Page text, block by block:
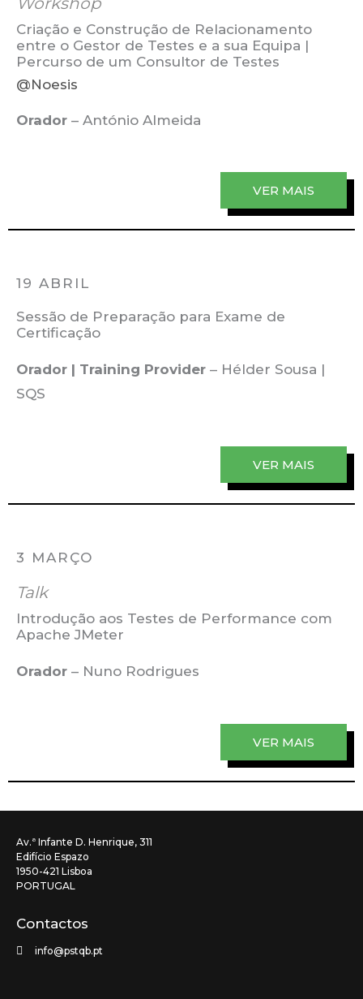
Criação e Construção de Relacionamento
entre o Gestor de Testes e a sua Equipa |
Percurso de um Consultor de Testes
@Noesis
Orador – António Almeida
VER MAIS
19 ABRIL
Sessão de Preparação para Exame de
Certificação
Orador | Training Provider – Hélder Sousa |
SQS
VER MAIS
3 MARÇO
Talk
Introdução aos Testes de Performance com
Apache JMeter
Orador – Nuno Rodrigues
VER MAIS
Av.ª Infante D. Henrique, 311
Edifício Espazo
1950-421 Lisboa
PORTUGAL
Contactos
info@pstqb.pt